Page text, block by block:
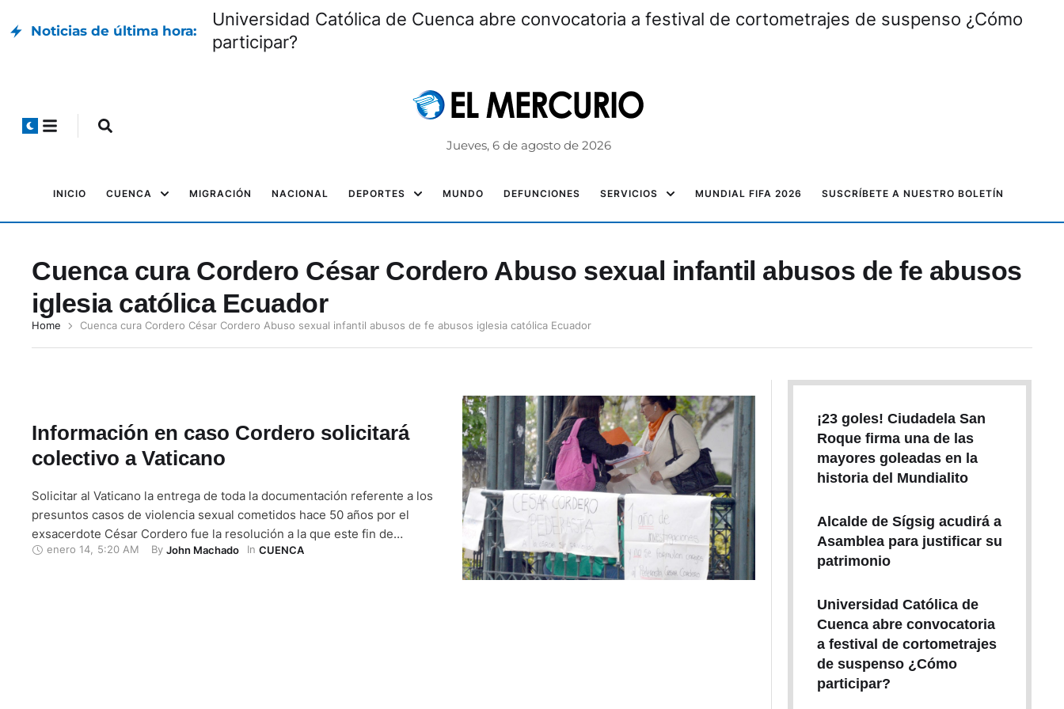
Noticias de última hora:
Universidad Católica de Cuenca abre convocatoria a festival de cortometrajes de suspenso ¿Cómo
participar?
Jueves, 6 de agosto de 2026
INICIO CUENCA MIGRACIÓN NACIONAL DEPORTES MUNDO DEFUNCIONES SERVICIOS MUNDIAL FIFA 2026 SUSCRÍBETE A NUESTRO BOLETÍN
Cuenca cura Cordero César Cordero Abuso sexual infantil abusos de fe abusos
iglesia católica Ecuador
Home Cuenca cura Cordero César Cordero Abuso sexual infantil abusos de fe abusos iglesia católica Ecuador
Información en caso Cordero solicitará
colectivo a Vaticano
Solicitar al Vaticano la entrega de toda la documentación referente a los
presuntos casos de violencia sexual cometidos hace 50 años por el
exsacerdote César Cordero fue la resolución a la que este fin de
semana llegó la Coalición social contra el abuso sexual de niños y
enero 14 5:20 AM By John Machado In CUENCA
¡23 goles! Ciudadela San
Roque firma una de las
mayores goleadas en la
historia del Mundialito
Alcalde de Sígsig acudirá a
Asamblea para justificar su
patrimonio
Universidad Católica de
Cuenca abre convocatoria
a festival de cortometrajes
de suspenso ¿Cómo
participar?